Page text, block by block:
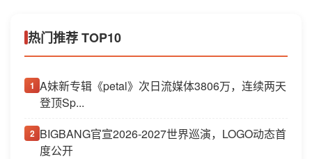
热门推荐 TOP10
1 A妹新专辑《petal》次日流媒体3806万，连续两天
登顶Sp...
2 BIGBANG官宣2026-2027世界巡演，LOGO动态首
度公开